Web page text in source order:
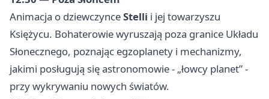
Animacja o dziewczynceStelli i jej towarzyszu
Księżycu. Bohaterowie wyruszają poza granice Układu
Słonecznego, poznając egzoplanety i mechanizmy,
jakimi posługują się astronomowie - „łowcy planet” -
przy wykrywaniu nowych światów.